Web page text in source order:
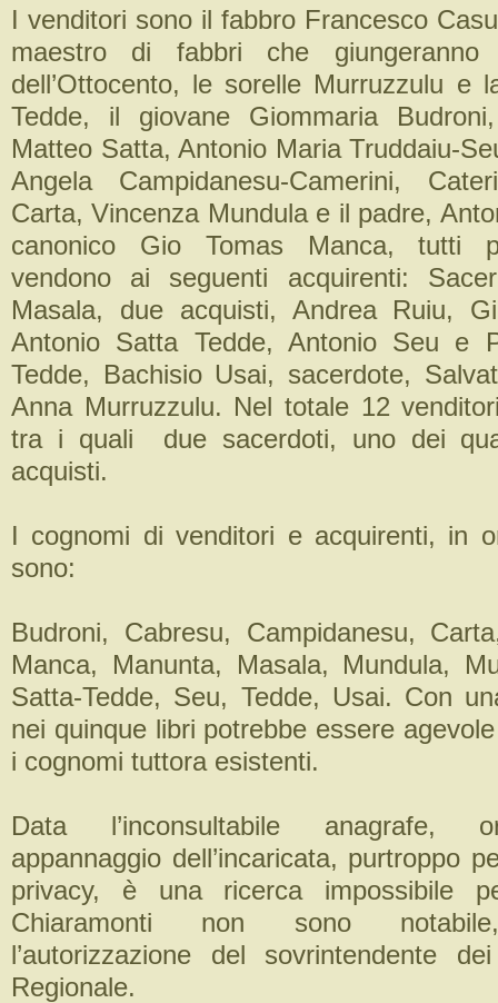
I venditori sono il fabbro Francesco
maestro di fabbri che
dell’Ottocento, le sorelle Murruzzulu e
Tedde, il giovane Giommaria
Matteo Satta, Antonio Maria Truddaiu-
Angela Campidanesu-Camerini,
Carta, Vincenza Mundula e il padre,
canonico Gio Tomas Manca, tutti
vendono ai seguenti acquirenti:
Masala, due acquisti, Andrea Ruiu,
Antonio Satta Tedde, Antonio Seu e
Tedde, Bachisio Usai, sacerdote,
Anna Murruzzulu. Nel totale 12
tra i quali due sacerdoti, uno dei
acquisti.
I cognomi di venditori e acquirenti, in
sono:
Budroni, Cabresu, Campidanesu,
Manca, Manunta, Masala, Mundula,
Satta-Tedde, Seu, Tedde, Usai. Con
nei quinque libri potrebbe essere
i cognomi tuttora esistenti.
Data l’inconsultabile anagrafe,
appannaggio dell’incaricata, purtroppo
privacy, è una ricerca impossibile
Chiaramonti non sono
l’autorizzazione del sovrintendente
Regionale.